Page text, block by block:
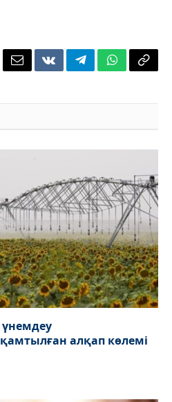
EmailVKontakteTelegramWhatsApp
Copy
үнемдеу
алқап көлемі